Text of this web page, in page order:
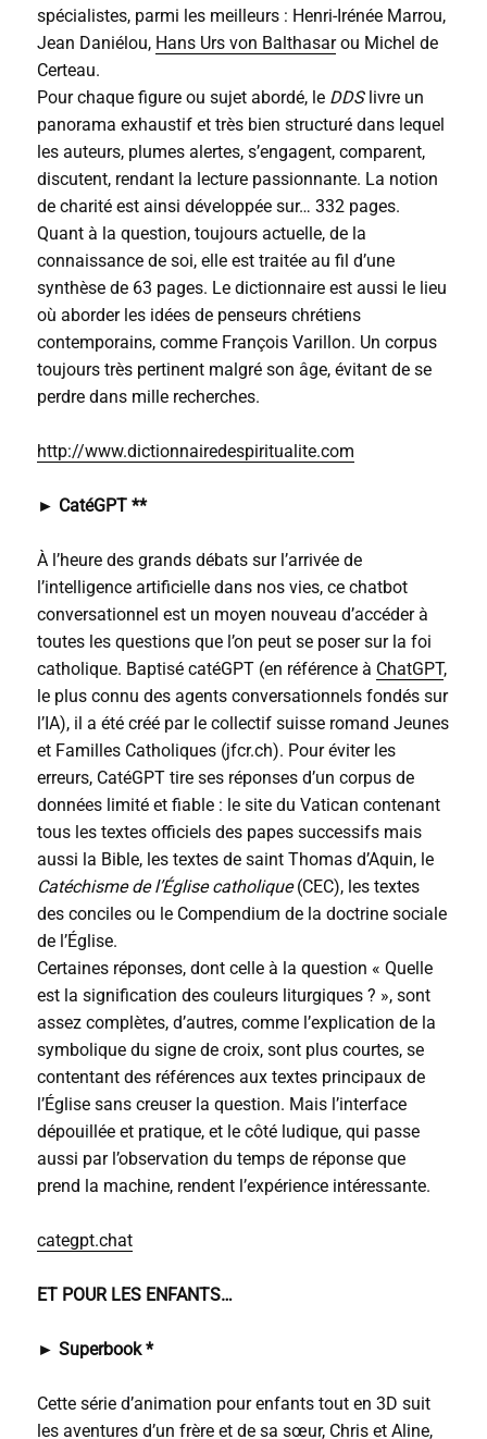
spécialistes, parmi les meilleurs : Henri-Irénée Marrou,
Jean Daniélou, Hans Urs von Balthasarou Michel de
Certeau.
Pour chaque figure ou sujet abordé, le DDSlivre un
panorama exhaustif et très bien structuré dans lequel
les auteurs, plumes alertes, s’engagent, comparent,
discutent, rendant la lecture passionnante. La notion
de charité est ainsi développée sur… 332 pages.
Quant à la question, toujours actuelle, de la
connaissance de soi, elle est traitée au fil d’une
synthèse de 63 pages. Le dictionnaire est aussi le lieu
où aborder les idées de penseurs chrétiens
contemporains, comme François Varillon. Un corpus
toujours très pertinent malgré son âge, évitant de se
perdre dans mille recherches.
http://www.dictionnairedespiritualite.com
► CatéGPT **
À l’heure des grands débats sur l’arrivée de
l’intelligence artificielle dans nos vies, ce chatbot
conversationnel est un moyen nouveau d’accéder à
toutes les questions que l’on peut se poser sur la foi
catholique. Baptisé catéGPT (en référence à ChatGPT,
le plus connu des agents conversationnels fondés sur
l’IA), il a été créé par le collectif suisse romand Jeunes
et Familles Catholiques (jfcr.ch). Pour éviter les
erreurs, CatéGPT tire ses réponses d’un corpus de
données limité et fiable : le site du Vatican contenant
tous les textes officiels des papes successifs mais
aussi la Bible, les textes de saint Thomas d’Aquin, le
Catéchisme de l’Église catholique(CEC), les textes
des conciles ou le Compendium de la doctrine sociale
de l’Église.
Certaines réponses, dont celle à la question « Quelle
est la signification des couleurs liturgiques ? », sont
assez complètes, d’autres, comme l’explication de la
symbolique du signe de croix, sont plus courtes, se
contentant des références aux textes principaux de
l’Église sans creuser la question. Mais l’interface
dépouillée et pratique, et le côté ludique, qui passe
aussi par l’observation du temps de réponse que
prend la machine, rendent l’expérience intéressante.
categpt.chat
ET POUR LES ENFANTS…
► Superbook *
Cette série d’animation pour enfants tout en 3D suit
les aventures d’un frère et de sa sœur, Chris et Aline,